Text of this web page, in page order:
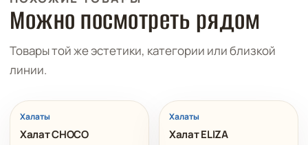
Можно посмотреть рядом
Товары той же эстетики, категории или близкой
линии.
Халаты
Халат CHOCO
Халаты
Халат ELIZA